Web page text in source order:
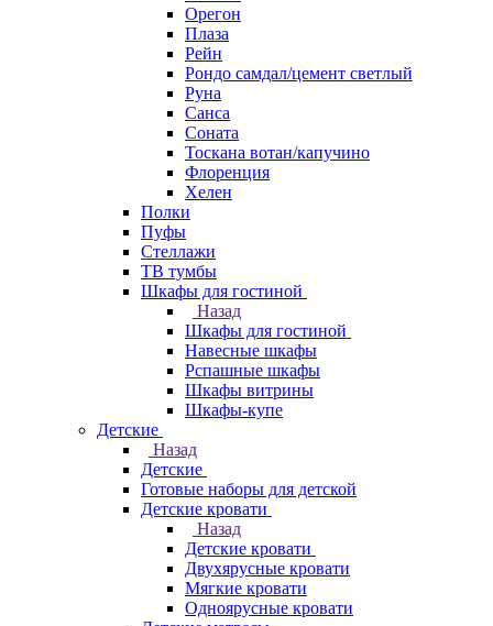
Орегон
Плаза
Рейн
Рондо самдал/цемент светлый
Руна
Санса
Соната
Тоскана вотан/капучино
Флоренция
Хелен
Полки
Пуфы
Стеллажи
ТВ тумбы
Шкафы для гостиной
Назад
Шкафы для гостиной
Навесные шкафы
Рспашные шкафы
Шкафы витрины
Шкафы-купе
Детские
Назад
Детские
Готовые наборы для детской
Детские кровати
Назад
Детские кровати
Двухярусные кровати
Мягкие кровати
Одноярусные кровати